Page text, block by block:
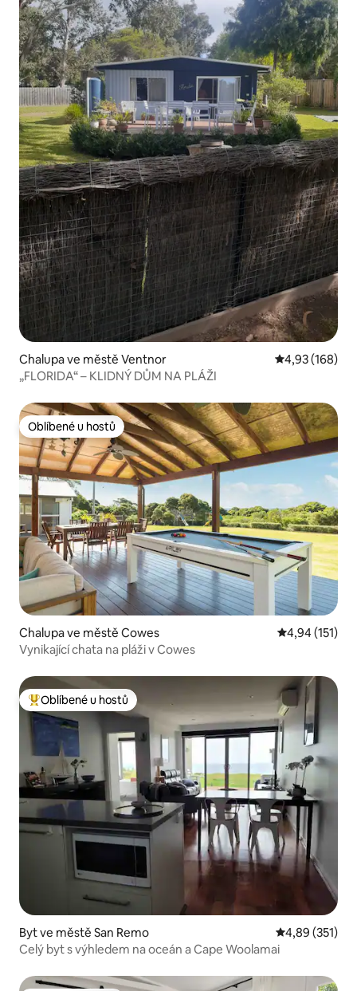
Chalupa ve městě Ventnor Průměrné
4,93 (168)
„FLORIDA“ – KLIDNÝ DŮM NA PLÁŽI
Oblíbené u hostů
Oblíbené u hostů
Chalupa ve městě Cowes Průměrné
4,94 (151)
Vynikající chata na pláži v Cowes
Nejlepší v kategorii Oblíbené u hostů
Oblíbené u hostů
Byt ve městě San Remo Průměrné
4,89 (351)
Celý byt s výhledem na oceán a Cape Woolamai